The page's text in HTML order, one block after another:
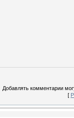
Добавлять комментарии
[